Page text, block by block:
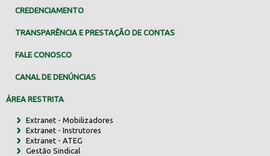
CREDENCIAMENTO
TRANSPARÊNCIA E PRESTAÇÃO DE CONTAS
FALE CONOSCO
CANAL DE DENÚNCIAS
ÁREA RESTRITA
Extranet - Mobilizadores
Extranet - Instrutores
Extranet - ATEG
Gestão Sindical